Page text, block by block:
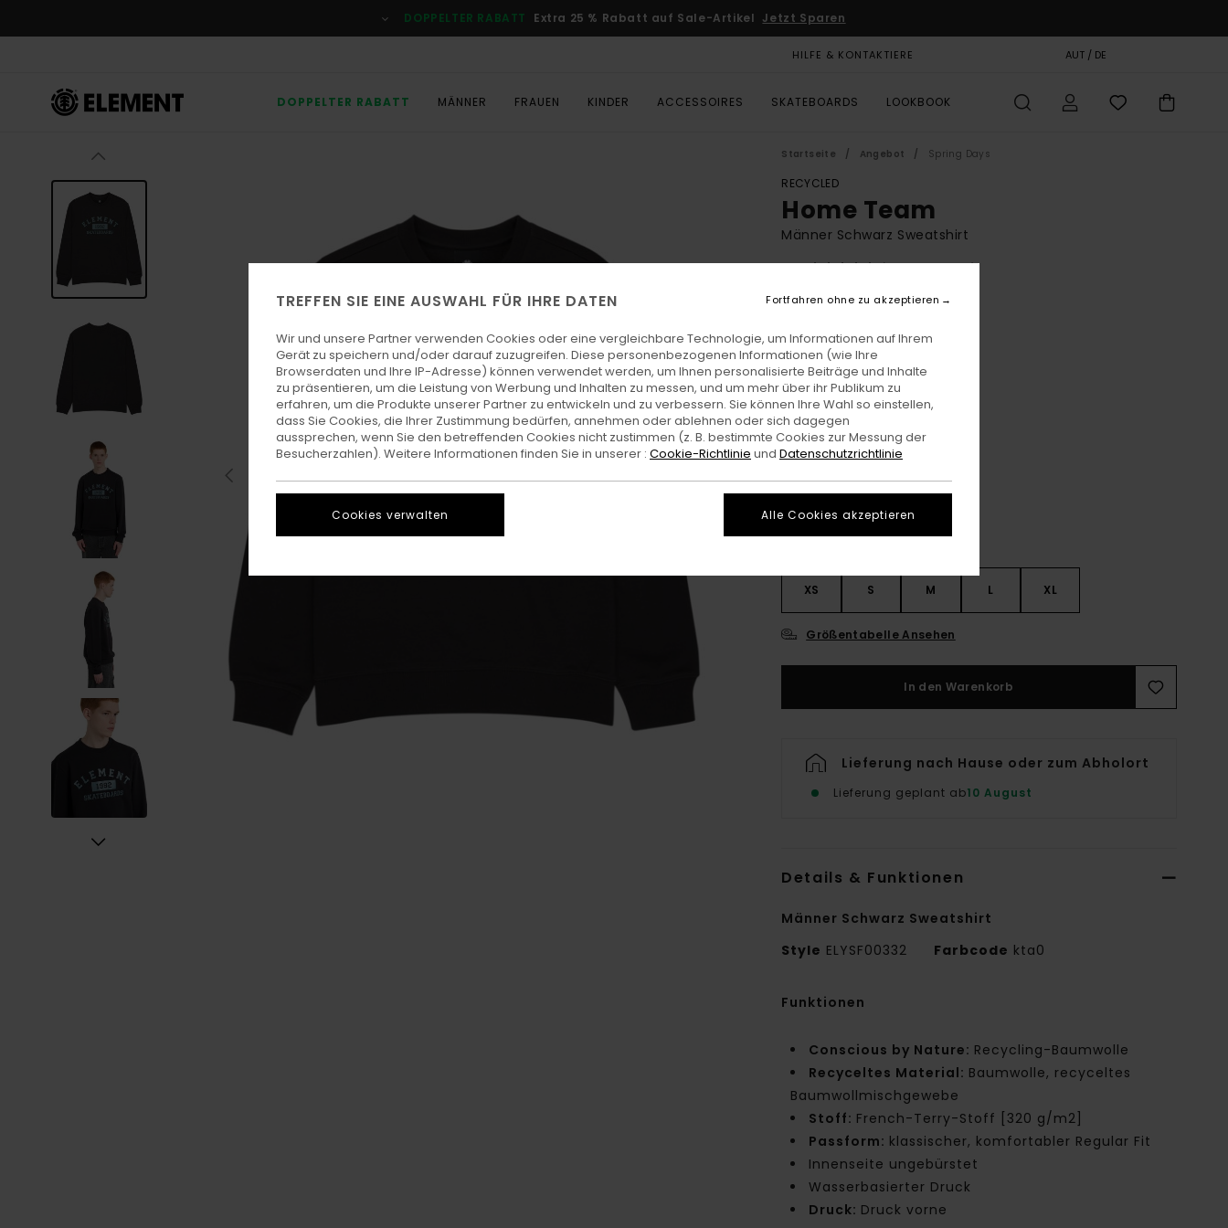
Produktinformation
DOPPELTER RABATT Extra 25 % Rabatt auf Sale-Artikel Jetzt Sparen
HILFE & KONTAKTIERE AUT / DE
DOPPELTER RABATT MÄNNER FRAUEN KINDER ACCESSOIRES SKATEBOARDS LOOKBOOK
Startseite Angebot Spring Days
RECYCLED
Home Team
Männer Schwarz Sweatshirt
5.0
ECO-BONUS
€ 24,37
SALE
DOPPELTER RABATT EXTRA 25 %
Farbe Off Black
XS S M L XL
Größentabelle Ansehen
In den Warenkorb
Lieferung nach Hause oder zum Abholort
Lieferung geplant ab10 August
Details & Funktionen
Männer Schwarz Sweatshirt
Style ELYSF00332 Farbcode kta0
Funktionen
Conscious by Nature: Recycling-Baumwolle
Recyceltes Material: Baumwolle, recyceltes
Baumwollmischgewebe
Stoff: French-Terry-Stoff [320 g/m2]
Passform: klassischer, komfortabler Regular Fit
Innenseite ungebürstet
Wasserbasierter Druck
Druck: Druck vorne
TREFFEN SIE EINE AUSWAHL FÜR IHRE DATEN
Wir und unsere Partner verwenden Cookies oder eine vergleichbare Technologie, um Informationen auf Ihrem
Gerät zu speichern und/oder darauf zuzugreifen. Diese personenbezogenen Informationen (wie Ihre
Browserdaten und Ihre IP-Adresse) können verwendet werden, um Ihnen personalisierte Beiträge und Inhalte
zu präsentieren, um die Leistung von Werbung und Inhalten zu messen, und um mehr über ihr Publikum zu
erfahren, um die Produkte unserer Partner zu entwickeln und zu verbessern. Sie können Ihre Wahl so einstellen,
dass Sie Cookies, die Ihrer Zustimmung bedürfen, annehmen oder ablehnen oder sich dagegen
aussprechen, wenn Sie den betreffenden Cookies nicht zustimmen (z. B. bestimmte Cookies zur Messung der
Besucherzahlen). Weitere Informationen finden Sie in unserer : Cookie-Richtlinie und Datenschutzrichtlinie
Cookies verwalten
Fortfahren ohne zu akzeptieren
Alle Cookies akzeptieren